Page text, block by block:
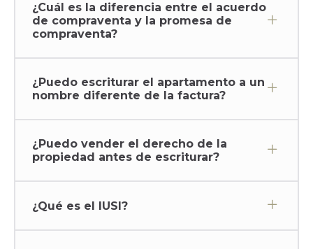
¿Cuál es la diferencia entre el acuerdo
de compraventa y la promesa de
compraventa?
¿Puedo escriturar el apartamento a un
nombre diferente de la factura?
¿Puedo vender el derecho de la
propiedad antes de escriturar?
¿Qué es el IUSI?